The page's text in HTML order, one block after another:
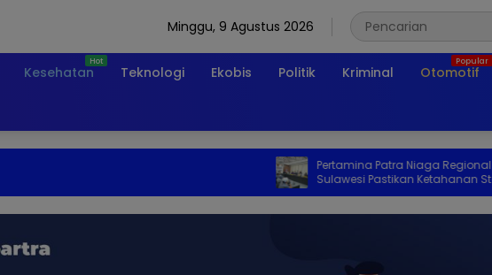
Minggu, 9 Agustus 2026
Kesehatan Teknologi Ekobis Politik Kriminal Otomotif
Pertamina Patra Niaga Regional
Sulawesi Pastikan Ketahanan Stok BBM
dan LPG 3 Kg di Bone